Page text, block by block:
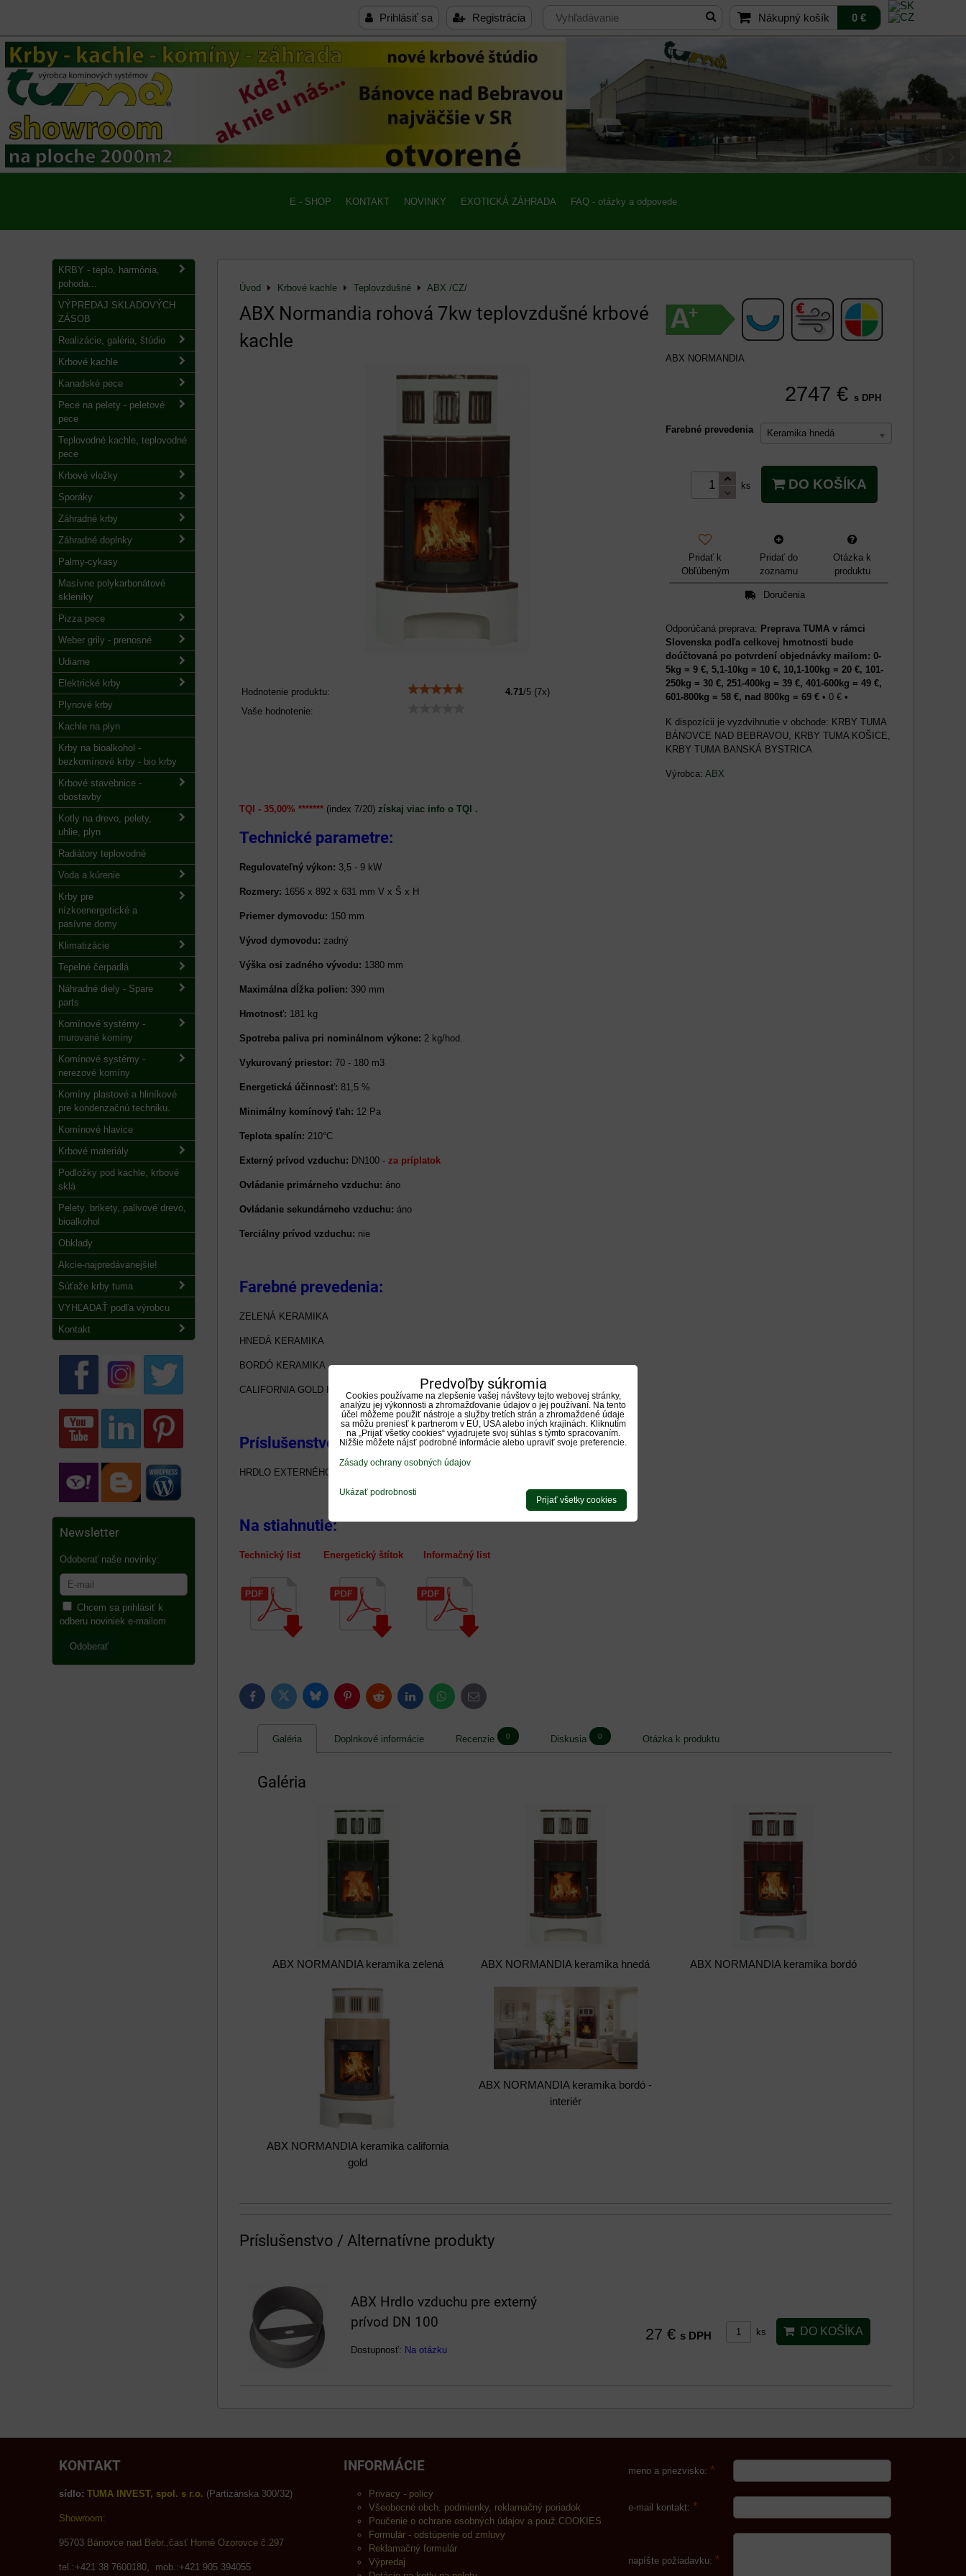
Prihlásiť sa Registrácia Nákupný košík 0 €
E - SHOP KONTAKT NOVINKY EXOTICKÁ ZÁHRADA FAQ - otázky a odpovede
Úvod Krbové kachle Teplovzdušné ABX /CZ/
ABX Normandia rohová 7kw teplovzdušné krbové
kachle
Hodnotenie produktu: 4.71/5 (7x)
Vaše hodnotenie:
ABX NORMANDIA
2747 € s DPH
Farebné prevedenia Keramika hnedá
ks DO KOŠÍKA
Pridať k
Obľúbeným
Pridať do
zoznamu
Otázka k
produktu
Doručenia
Preprava TUMA v rámci
Slovenska podľa celkovej hmotnosti bude
doúčtovaná po potvrdení objednávky mailom: 0-
5kg = 9 €, 5,1-10kg = 10 €, 10,1-100kg = 20 €, 101-
250kg = 30 €, 251-400kg = 39 €, 401-600kg = 49 €,
601-800kg = 58 €, nad 800kg = 69 € • 0 € •
KRBY TUMA
BÁNOVCE NAD BEBRAVOU, KRBY TUMA KOŠICE,
KRBY TUMA BANSKÁ BYSTRICA
Výrobca: ABX
TQI - 35,00% ******* (index 7/20) získaj viac info o TQI .
Technické parametre:
Regulovateľný výkon: 3,5 - 9 kW
Rozmery: 1656 x 892 x 631 mm V x Š x H
Priemer dymovodu: 150 mm
Vývod dymovodu: zadný
Výška osi zadného vývodu: 1380 mm
Maximálna dĺžka polien: 390 mm
Hmotnosť: 181 kg
Spotreba paliva pri nominálnom výkone: 2 kg/hod.
Vykurovaný priestor: 70 - 180 m3
Energetická účinnosť: 81,5 %
Minimálny komínový ťah: 12 Pa
Teplota spalín: 210°C
Externý prívod vzduchu: DN100 - za príplatok
Ovládanie primárneho vzduchu: áno
Ovládanie sekundárneho vzduchu: áno
Terciálny prívod vzduchu: nie
Farebné prevedenia:
ZELENÁ KERAMIKA
HNEDÁ KERAMIKA
BORDÓ KERAMIKA
CALIFORNIA GOLD KERAMIKA
Príslušenstvo za príplatok:
HRDLO EXTERNÉHO PRÍVODU VZDUCHU DN 100
Na stiahnutie:
Technický list Energetický štítok Informačný list
FacebookTwitter BlueskyPinterestReddit LinkedInWhatsApp
E-
mail
Galéria Doplnkové informácie Recenzie 0 Diskusia 0 Otázka k produktu
Galéria
ABX NORMANDIA keramika zelená ABX NORMANDIA keramika hnedá ABX NORMANDIA keramika bordó
ABX NORMANDIA keramika california
gold
ABX NORMANDIA keramika bordó -
interiér
Príslušenstvo / Alternatívne produkty
ABX Hrdlo vzduchu pre externý
prívod DN 100
Dostupnosť: Na otázku
27 € s DPH ks DO KOŠÍKA
KRBY - teplo, harmónia,
pohoda...
VÝPREDAJ SKLADOVÝCH
ZÁSOB
Realizácie, galéria, štúdio
Krbové kachle
Kanadské pece
Pece na pelety - peletové
pece
Teplovodné kachle, teplovodné
pece
Krbové vložky
Sporáky
Záhradné krby
Záhradné doplnky
Palmy-cykasy
Masívne polykarbonátové
skleníky
Pizza pece
Weber grily - prenosné
Udiarne
Elektrické krby
Plynové krby
Kachle na plyn
Krby na bioalkohol -
bezkomínové krby - bio krby
Krbové stavebnice -
obostavby
Kotly na drevo, pelety,
uhlie, plyn
Radiátory teplovodné
Voda a kúrenie
Krby pre
nízkoenergetické a
pasívne domy
Klimatizácie
Tepelné čerpadlá
Náhradné diely - Spare
parts
Komínové systémy -
murované komíny
Komínové systémy -
nerezové komíny
Komíny plastové a hliníkové
pre kondenzačnú techniku.
Komínové hlavice
Krbové materiály
Podložky pod kachle, krbové
sklá
Pelety, brikety, palivové drevo,
bioalkohol
Obklady
Akcie-najpredávanejšie!
Súťaže krby tuma
VYHĽADAŤ podľa výrobcu
Kontakt
Newsletter
Odoberať naše novinky:
Chcem sa prihlásiť k
odberu noviniek e-mailom
Odoberať
KONTAKT
sídlo: TUMA INVEST, spol. s r.o. (Partizánska 300/32)
Showroom:
95703 Bánovce nad Bebr.,časť Horné Ozorovce č.297
tel.:+421 38 7600180, mob.:+421 905 394055
INFORMÁCIE
Privacy - policy
Všeobecné obch. podmienky, reklamačný poriadok
Poučenie o ochrane osobných údajov a použ.COOKIES
Formulár - odstúpenie od zmluvy
Reklamačný formulár
Výpredaj
meno a priezvisko: *
e-mail kontakt: *
napíšte požiadavku: *
Predvoľby súkromia
Cookies používame na zlepšenie vašej návštevy tejto webovej stránky,
analýzu jej výkonnosti a zhromažďovanie údajov o jej používaní. Na tento
účel môžeme použiť nástroje a služby tretích strán a zhromaždené údaje
sa môžu preniesť k partnerom v EÚ, USA alebo iných krajinách. Kliknutím
na „Prijať všetky cookies“ vyjadrujete svoj súhlas s týmto spracovaním.
Nižšie môžete nájsť podrobné informácie alebo upraviť svoje preferencie.
Zásady ochrany osobných údajov
Ukázať podrobnosti
Prijať všetky cookies